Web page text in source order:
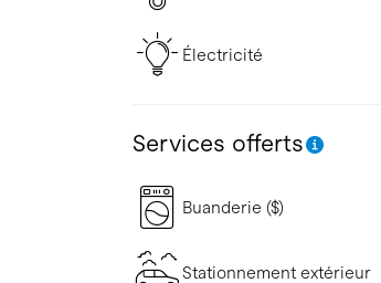
Électricité
Services offerts
Buanderie ($)
Stationnement extérieur